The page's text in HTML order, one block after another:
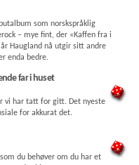
som norskspråklig
– mye fint, der «Kaffen fra i
Haugland nå utgir sitt andre
enda bedre.
far i huset
vi har tatt for gitt. Det nyeste
for akkurat det.
du behøver om du har et